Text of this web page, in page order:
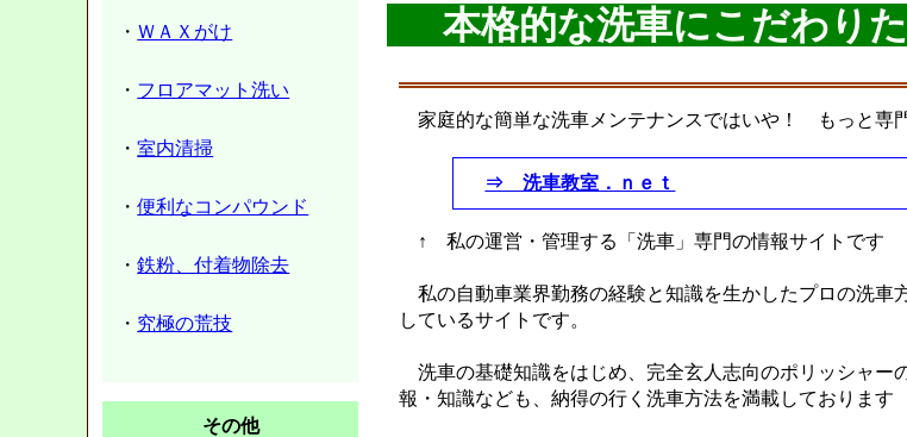
本格的な洗車にこだわり
家庭的な簡単な洗車メンテナンスではいや！ もっと専
⇒ 洗車教室．ｎｅｔ
↑ 私の運営・管理する「洗車」専門の情報サイトです
私の自動車業界勤務の経験と知識を生かしたプロの洗車
しているサイトです。
洗車の基礎知識をはじめ、完全玄人志向のポリッシャ
報・知識なども、納得の行く洗車方法を満載しておりま
・ ＷＡＸがけ
・ フロアマット洗い
・室内清掃
・便利なコンパウンド
・鉄粉、付着物除去
・ 究極の荒技
その他